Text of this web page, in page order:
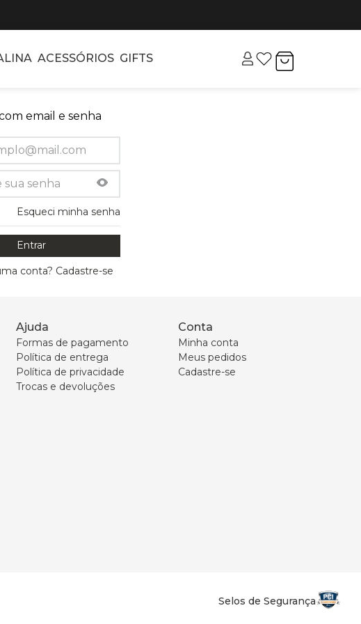
ACESSÓRIOS GIFTS
email e senha
Esqueci minha senha
Entrar
conta? Cadastre-se
Ajuda
Formas de pagamento
Política de entrega
Política de privacidade
Trocas e devoluções
Conta
Minha conta
Meus pedidos
Cadastre-se
Selos de Segurança